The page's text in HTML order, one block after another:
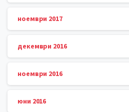
ноември 2017
декември 2016
ноември 2016
юни 2016